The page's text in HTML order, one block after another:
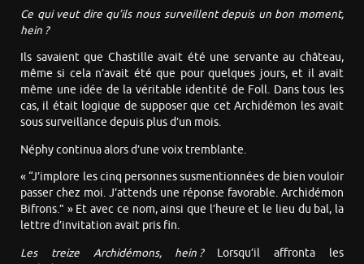
Ce qui veut dire qu’ils nous surveillent depuis un bon moment,
hein ?
Ils savaient que Chastille avait été une servante au château,
même si cela n’avait été que pour quelques jours, et il avait
même une idée de la véritable identité de Foll. Dans tous les
cas, il était logique de supposer que cet Archidémon les avait
sous surveillance depuis plus d’un mois.
Néphy continua alors d’une voix tremblante.
« “J’implore les cinq personnes susmentionnées de bien vouloir
passer chez moi. J’attends une réponse favorable. Archidémon
Bifrons.” » Et avec ce nom, ainsi que l’heure et le lieu du bal, la
lettre d’invitation avait pris fin.
Les treize Archidémons, hein ? Lorsqu’il affronta les